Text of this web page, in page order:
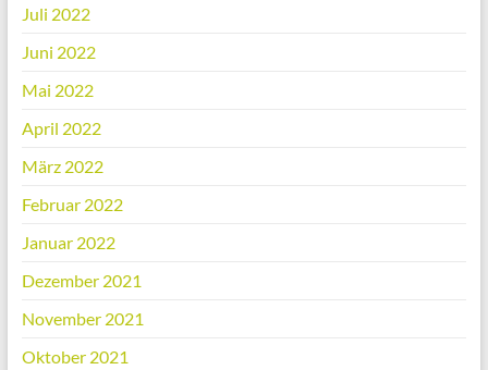
Juli 2022
Juni 2022
Mai 2022
April 2022
März 2022
Februar 2022
Januar 2022
Dezember 2021
November 2021
Oktober 2021